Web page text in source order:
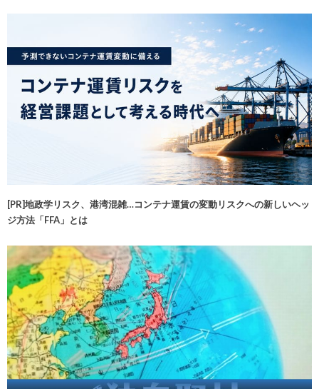
[PR]地政学リスク、港湾混雑…コンテナ運賃の変動リスクへの新しいヘッ
ジ方法「FFA」とは